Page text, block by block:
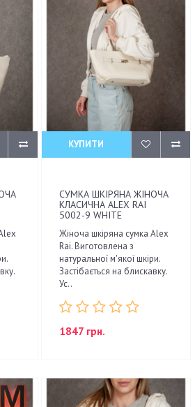
КУПИТИ
СУМКА ШКІРЯНА ЖІНОЧА
КЛАСИЧНА ALEX RAI
5002-9 WHITE
Жіноча шкіряна сумка Alex
Rai. Виготовлена з
натуральної м'якої шкіри.
Застібається на блискавку.
Ус..
1847 грн.